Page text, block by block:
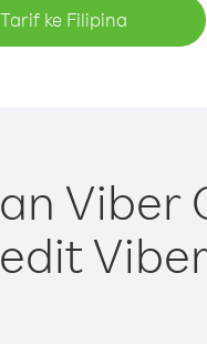
ke Filipina
Viber